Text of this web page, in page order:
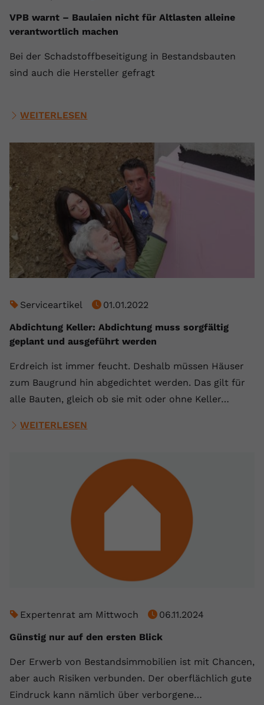
VPB warnt – Baulaien nicht für Altlasten alleine
verantwortlich machen
Bei der Schadstoffbeseitigung in Bestandsbauten
sind auch die Hersteller gefragt
WEITERLESEN
Serviceartikel
01.01.2022
Abdichtung Keller: Abdichtung muss sorgfältig
geplant und ausgeführt werden
Erdreich ist immer feucht. Deshalb müssen Häuser
zum Baugrund hin abgedichtet werden. Das gilt für
alle Bauten, gleich ob sie mit oder ohne Keller…
WEITERLESEN
Expertenrat am Mittwoch
06.11.2024
Günstig nur auf den ersten Blick
Der Erwerb von Bestandsimmobilien ist mit Chancen,
aber auch Risiken verbunden. Der oberflächlich gute
Eindruck kann nämlich über verborgene…